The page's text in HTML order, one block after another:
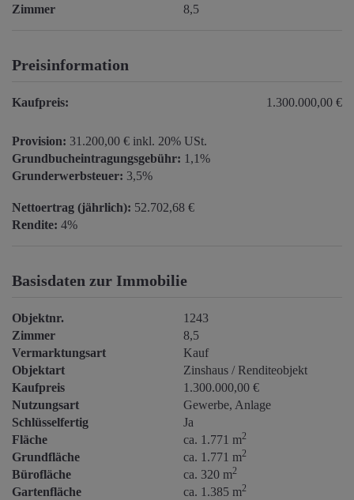
Zimmer 8,5
Preisinformation
Kaufpreis: 1.300.000,00 €
Provision: 31.200,00 € inkl. 20% USt.
Grundbucheintragungsgebühr: 1,1%
Grunderwerbsteuer: 3,5%
Nettoertrag (jährlich): 52.702,68 €
Rendite: 4%
Basisdaten zur Immobilie
Objektnr.
1243
Zimmer
8,5
Vermarktungsart
Kauf
Objektart
Zinshaus / Renditeobjekt
Kaufpreis
1.300.000,00 €
Nutzungsart
Gewerbe Anlage
Schlüsselfertig
Ja
Fläche
ca. 1.771 m2
Grundfläche ca. 1.771 m2
Bürofläche ca. 320 m2
Gartenfläche ca. 1.385 m2